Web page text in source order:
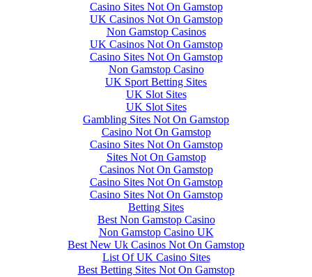
Casino Sites Not On Gamstop
UK Casinos Not On Gamstop
Non Gamstop Casinos
UK Casinos Not On Gamstop
Casino Sites Not On Gamstop
Non Gamstop Casino
UK Sport Betting Sites
UK Slot Sites
UK Slot Sites
Gambling Sites Not On Gamstop
Casino Not On Gamstop
Casino Sites Not On Gamstop
Sites Not On Gamstop
Casinos Not On Gamstop
Casino Sites Not On Gamstop
Casino Sites Not On Gamstop
Betting Sites
Best Non Gamstop Casino
Non Gamstop Casino UK
Best New Uk Casinos Not On Gamstop
List Of UK Casino Sites
Best Betting Sites Not On Gamstop